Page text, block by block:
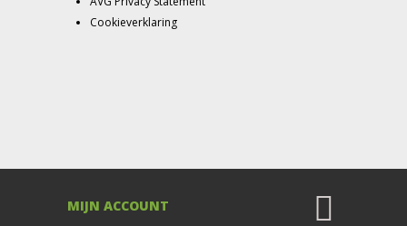
Cookieverklaring
MIJN ACCOUNT